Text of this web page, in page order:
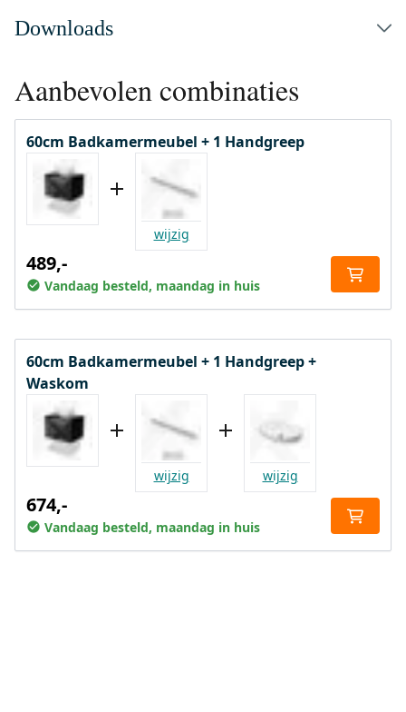
Downloads
Aanbevolen combinaties
60cm Badkamermeubel + 1 Handgreep
wijzig
489,-
Vandaag besteld, maandag in huis
60cm Badkamermeubel + 1 Handgreep +
Waskom
wijzig wijzig
674,-
Vandaag besteld, maandag in huis